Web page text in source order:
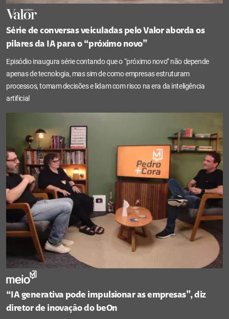
Série de conversas veiculadas pelo Valor aborda os
pilares da IA para o “próximo novo”
Episódio inaugura série contando que o “próximo novo” não depende
apenas de tecnologia, mas sim de como empresas estruturam
processos, tomam decisões e lidam com risco na era da inteligência
artificial
“IA generativa pode impulsionar as empresas”, diz
diretor de inovação do beOn